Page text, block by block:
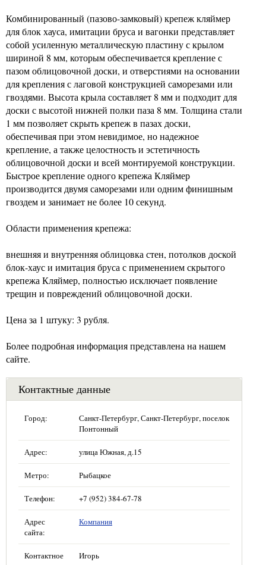
Комбинированный (пазово-замковый) крепеж кляймер
для блок хауса, имитации бруса и вагонки представляет
собой усиленную металлическую пластину с крылом
шириной 8 мм, которым обеспечивается крепление с
пазом облицовочной доски, и отверстиями на основании
для крепления с лаговой конструкцией саморезами или
гвоздями. Высота крыла составляет 8 мм и подходит для
доски с высотой нижней полки паза 8 мм. Толщина стали
1 мм позволяет скрыть крепеж в пазах доски,
обеспечивая при этом невидимое, но надежное
крепление, а также целостность и эстетичность
облицовочной доски и всей монтируемой конструкции.
Быстрое крепление одного крепежа Кляймер
производится двумя саморезами или одним финишным
гвоздем и занимает не более 10 секунд.
Области применения крепежа:
внешняя и внутренняя облицовка стен, потолков доской
блок-хаус и имитация бруса с применением скрытого
крепежа Кляймер, полностью исключает появление
трещин и повреждений облицовочной доски.
Цена за 1 штуку: 3 рубля.
Более подробная информация представлена на нашем
сайте.
Контактные данные
Город:
Санкт-Петербург, Санкт-Петербург, поселок
Понтонный
Адрес: улица Южная, д.15
Метро: Рыбацкое
Телефон: +7 (952) 384-67-78
Адрес
сайта:
Компания
Контактное
Игорь